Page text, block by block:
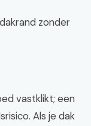
zonder
vastklikt; een
Als je dak